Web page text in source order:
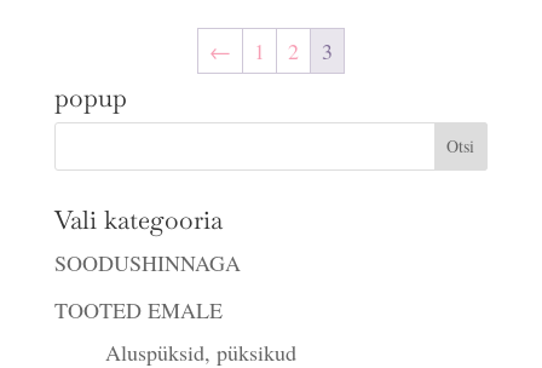
€15.00.€9.90.
← 1 2 3
popup
Vali kategooria
SOODUSHINNAGA
TOOTED EMALE
Aluspüksid, püksikud